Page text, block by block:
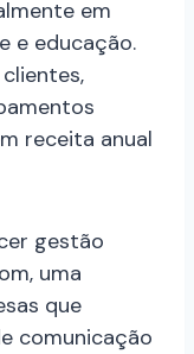
em
e educação.
receita anual
gestão
uma
que
comunicação